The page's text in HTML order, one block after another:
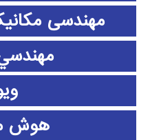
مهندسی
هوش